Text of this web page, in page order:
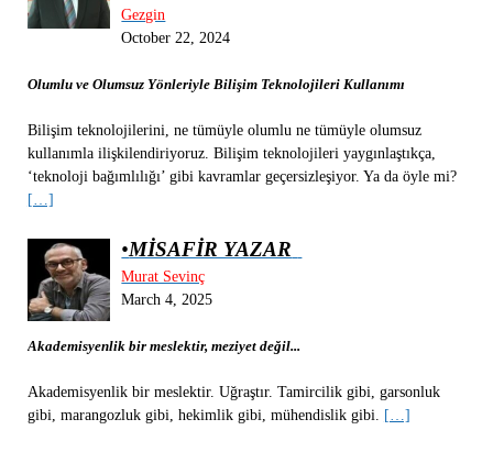
Gezgin
October 22, 2024
Olumlu ve Olumsuz Yönleriyle Bilişim Teknolojileri Kullanımı
Bilişim teknolojilerini, ne tümüyle olumlu ne tümüyle olumsuz
kullanımla ilişkilendiriyoruz. Bilişim teknolojileri yaygınlaştıkça,
‘teknoloji bağımlılığı’ gibi kavramlar geçersizleşiyor. Ya da öyle mi?
[…]
•MİSAFİR YAZAR
Murat Sevinç
March 4, 2025
Akademisyenlik bir meslektir, meziyet değil...
Akademisyenlik bir meslektir. Uğraştır. Tamircilik gibi, garsonluk
gibi, marangozluk gibi, hekimlik gibi, mühendislik gibi.
[…]